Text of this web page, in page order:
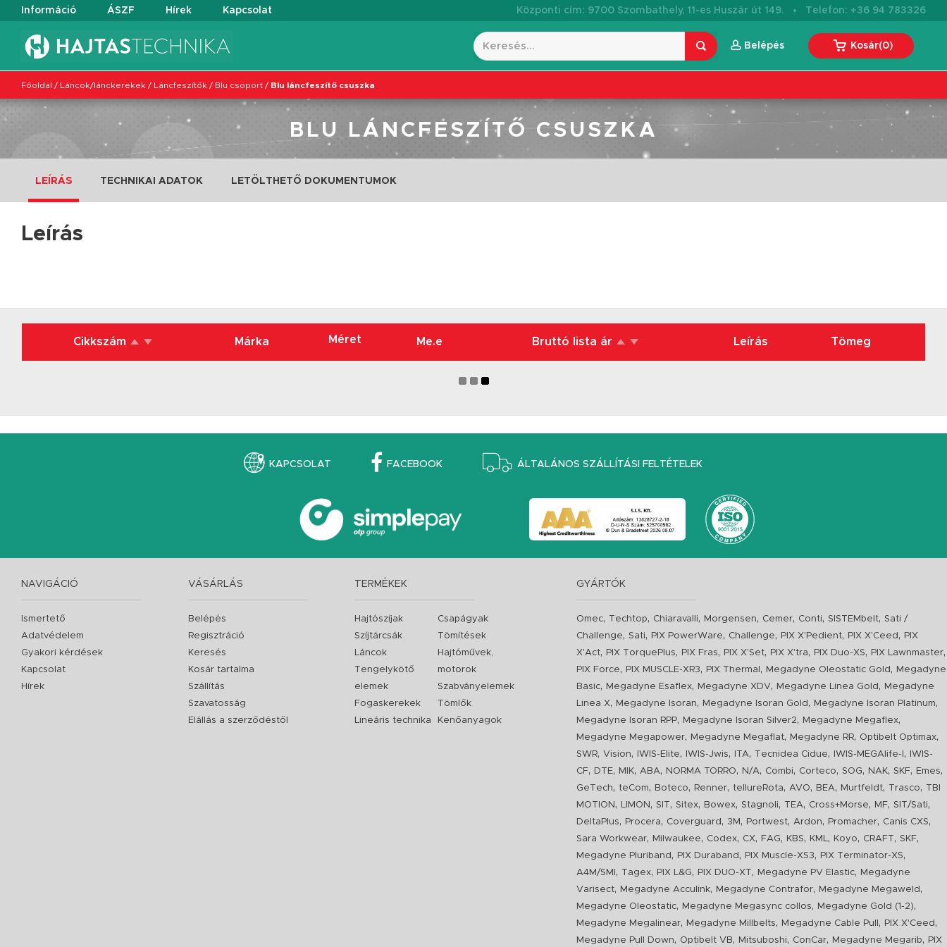
Információ ÁSZF Hírek Kapcsolat Központi cím: 9700 Szombathely, 11-es Huszár út 149. · Telefon: +36 94 783326
Belépés Kosár(0)
Főoldal / Láncok/lánckerekek / Láncfeszítők / Blu csoport / Blu láncfeszítő csuszka
BLU LÁNCFESZÍTŐ CSUSZKA
LEÍRÁS TECHNIKAI ADATOK LETÖLTHETŐ DOKUMENTUMOK
Leírás
Cikkszám Márka Méret Me.e Bruttó lista ár Leírás Tömeg
KAPCSOLAT FACEBOOK ÁLTALÁNOS SZÁLLÍTÁSI FELTÉTELEK
NAVIGÁCIÓ
Ismertető
Adatvédelem
Gyakori kérdések
Kapcsolat
Hírek
VÁSÁRLÁS
Belépés
Regisztráció
Keresés
Kosár tartalma
Szállítás
Szavatosság
Elállás a szerződéstől
TERMÉKEK
Hajtószíjak
Szíjtárcsák
Láncok
Tengelykötő
elemek
Fogaskerekek
Lineáris technika
Csapágyak
Tömítések
Hajtóművek,
motorok
Szabványelemek
Tömlők
Kenőanyagok
GYÁRTÓK
Omec, Techtop, Chiaravalli, Morgensen, Cemer, Conti,SISTEMbelt,Sati /
Challenge,Sati, PIX PowerWare, Challenge, PIX X'Pedient, PIX X'Ceed ,
PIX
X'Act, PIX TorquePlus, PIX Fras, PIX X'Set, PIX X'tra, PIX Duo-XS, PIX Lawnmaster,
PIX Force, PIX MUSCLE-XR3, PIX Thermal , Megadyne Oleostatic Gold ,
Megadyne
Basic, Megadyne Esaflex, Megadyne XDV, Megadyne Linea Gold ,
Megadyne
Linea X, Megadyne Isoran, Megadyne Isoran Gold , Megadyne Isoran Platinum,
Megadyne Isoran RPP, Megadyne Isoran Silver2, Megadyne Megaflex,
Megadyne Megapower, Megadyne Megaflat, Megadyne RR, Optibelt Optimax,
SWR,Vision, IWIS-Elite, IWIS-Jwis, ITA, Tecnidea Cidue, IWIS-MEGAlife-I ,
IWIS-
CF, DTE, MIK, ABA, NORMA TORRO, N/A, Combi, Corteco,SOG, NAK,SKF, Emes,
GeTech, teCom, Boteco, Renner, tellureRota, AVO, BEA, Murtfeldt, Trasco, TBI
MOTION , LIMON ,SIT,Sitex, Bowex,Stagnoli, TEA, Cross+Morse, MF,SIT/Sati,
DeltaPlus, Procera, Coverguard , 3M , Portwest, Ardon, Promacher, Canis CXS,
Sara Workwear, Milwaukee, Codex, CX, FAG, KBS, KML, Koyo, CRAFT,SKF,
Megadyne Pluriband , PIX Duraband , PIX Muscle-XS3, PIX Terminator-XS,
A4M/SMI , Tagex, PIX L&G, PIX DUO-XT, Megadyne PV Elastic,
Megadyne
Varisect, Megadyne Acculink, Megadyne Contrafor, Megadyne Megaweld ,
Megadyne Oleostatic, Megadyne Megasync collos, Megadyne Gold (1-2),
Megadyne Megalinear, Megadyne Millbelts, Megadyne Cable Pull , PIX X'Ceed ,
Megadyne Pull Down, Optibelt VB, Mitsuboshi, ConCar, Megadyne Megarib, PIX